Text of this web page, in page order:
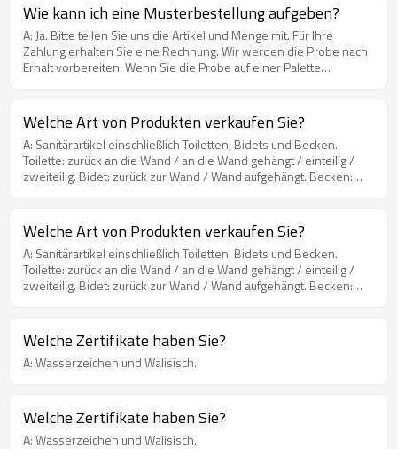
Wie kann ich eine Musterbestellung aufgeben?
A: Ja. Bitte teilen Sie uns die Artikel und Menge mit. Für Ihre
Zahlung erhalten Sie eine Rechnung. Wir werden die Probe nach
Erhalt vorbereiten. Wenn Sie die Probe auf einer Palette
Ihren Spediteur / Kurier. Bitten Sie ihn, die Probe in unserem
Werk abzuholen. Die Fabrikadresse muss dann angegeben
werden. Wenn Sie möchten, dass wir die Sendung für Sie
abwickeln, prüfen und zitieren wir Ihnen die Versandfracht und
bitten Sie vor der Lieferung um Ihre Zahlung.
Welche Art von Produkten verkaufen Sie?
A: Sanitärartikel einschließlich Toiletten, Bidets und Becken.
Toilette: zurück an die Wand / an die Wand gehängt / einteilig /
zweiteilig. Bidet: zurück zur Wand / Wand aufgehängt. Becken:
Welche Art von Produkten verkaufen Sie?
A: Sanitärartikel einschließlich Toiletten, Bidets und Becken.
Toilette: zurück an die Wand / an die Wand gehängt / einteilig /
zweiteilig. Bidet: zurück zur Wand / Wand aufgehängt. Becken:
Welche Zertifikate haben Sie?
A: Wasserzeichen und Walisisch.
Welche Zertifikate haben Sie?
A: Wasserzeichen und Walisisch.